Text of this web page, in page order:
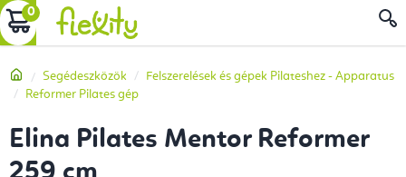
Ugrás
a
tartalomhoz
KOSÁR
Kezdőlap
Segédeszközök
Felszerelések és gépek Pilateshez - Apparatus
Reformer Pilates gép
Elina Pilates Mentor Reformer